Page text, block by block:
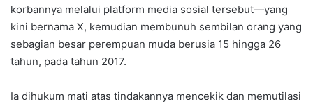
korbannya melalui platform media sosial tersebut—yang
kini bernama X, kemudian membunuh sembilan orang yang
sebagian besar perempuan muda berusia 15 hingga 26
tahun, pada tahun 2017.
Ia dihukum mati atas tindakannya mencekik dan memutilasi